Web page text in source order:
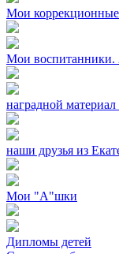
Мои коррекционные
Мои воспитанники.
наградной
наши друзья из
Мои "А"шки
Дипломы детей